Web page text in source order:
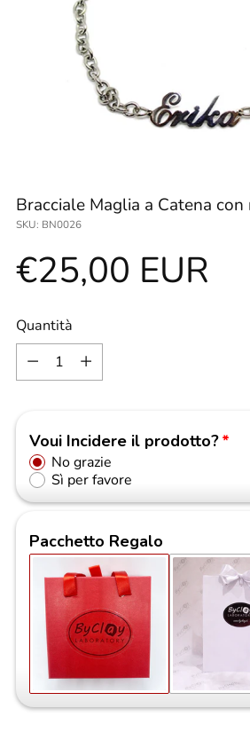
Bracciale Maglia a Catena con
SKU: BN0026
Prezzo
di
listino
€25,00 EUR
Quantità
Quantità
Voui Incidere il prodotto?
No grazie
Sì per favore
Pacchetto Regalo